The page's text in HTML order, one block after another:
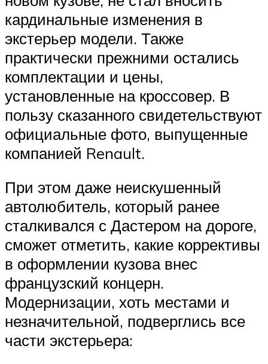
кардинальные изменения в
экстерьер модели. Также
практически прежними остались
комплектации и цены,
установленные на кроссовер. В
пользу сказанного свидетельствуют
официальные фото, выпущенные
компанией Renault.
При этом даже неискушенный
автолюбитель, который ранее
сталкивался с Дастером на дороге,
сможет отметить, какие коррективы
в оформлении кузова внес
французский концерн.
Модернизации, хоть местами и
незначительной, подверглись все
части экстерьера: